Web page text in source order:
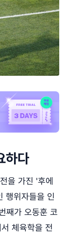
하다
을 가진 '후에
행위자들을 인
째가 오동훈 코
체육학을 전